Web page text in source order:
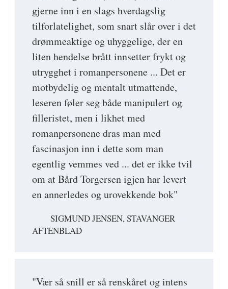
gjerne inn i en slags hverdagslig
tilforlatelighet, som snart slår over i det
drømmeaktige og uhyggelige, der en
liten hendelse brått innsetter frykt og
utrygghet i romanpersonene ... Det er
motbydelig og mentalt utmattende,
leseren føler seg både manipulert og
filleristet, men i likhet med
romanpersonene dras man med
fascinasjon inn i dette som man
egentlig vemmes ved ... det er ikke tvil
om at Bård Torgersen igjen har levert
en annerledes og urovekkende bok"
SIGMUND JENSEN, STAVANGER
AFTENBLAD
"Vær så snill er så renskåret og intens